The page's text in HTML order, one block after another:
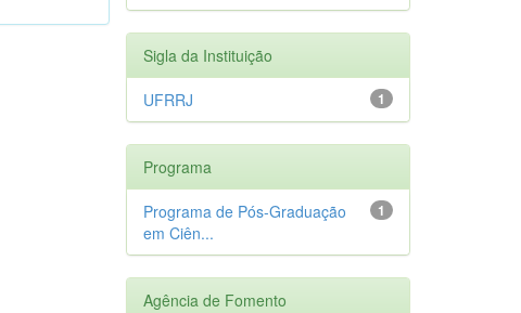
Sigla da Instituição
1
UFRRJ
Programa
1
Programa de Pós-Graduação
em Ciên...
Agência de Fomento